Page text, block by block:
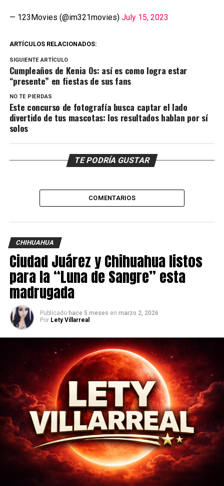
— 123Movies (@im321movies) July 15, 2023
ARTÍCULOS RELACIONADOS:
SIGUIENTE ARTÍCULO
Cumpleaños de Kenia Os: así es como logra estar
“presente” en fiestas de sus fans
NO TE PIERDAS
Este concurso de fotografía busca captar el lado
divertido de tus mascotas: los resultados hablan por sí
solos
TE PODRÍA GUSTAR
COMENTARIOS
CHIHUAHUA
Ciudad Juárez y Chihuahua listos
para la “Luna de Sangre” esta
madrugada
Publicado hace 5 meses en marzo 2, 2026
Por Lety Villarreal